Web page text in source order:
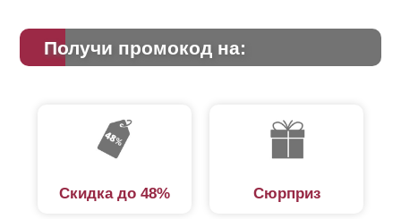
Получи промокод на:
Скидка до 48% Сюрприз